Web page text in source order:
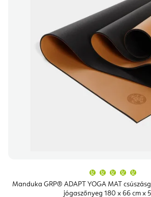
Manduka GRP® ADAPT YOGA MAT
jógaszőnyeg 180 x 66 cm x
5-